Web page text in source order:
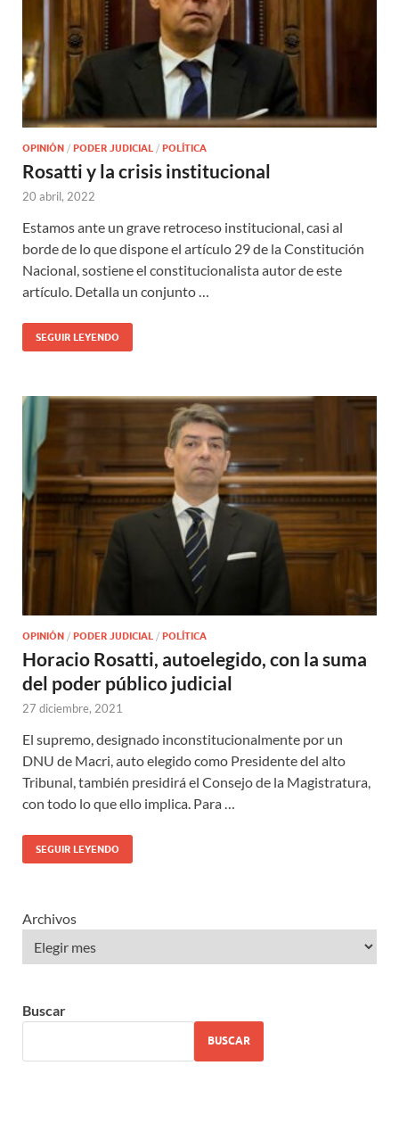
OPINIÓN / PODER JUDICIAL / POLÍTICA
Rosatti y la crisis institucional
20 abril, 2022
Estamos ante un grave retroceso institucional, casi al
borde de lo que dispone el artículo 29 de la Constitución
Nacional, sostiene el constitucionalista autor de este
artículo. Detalla un conjunto …
SEGUIR LEYENDO
OPINIÓN / PODER JUDICIAL / POLÍTICA
Horacio Rosatti, autoelegido, con la suma
del poder público judicial
27 diciembre, 2021
El supremo, designado inconstitucionalmente por un
DNU de Macri, auto elegido como Presidente del alto
Tribunal, también presidirá el Consejo de la Magistratura,
con todo lo que ello implica. Para …
SEGUIR LEYENDO
Archivos
Buscar
BUSCAR